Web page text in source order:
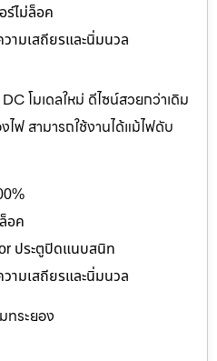
ร์ไม่ล็อค
ามเสถียรและนิ่มนวล
โมเดลใหม่ ดีไซน์สวยกว่าเดิม
ฟ สามารถใช้งานได้แม้ไฟดับ
อค
ประตูปิดแนบสนิท
ามเสถียรและนิ่มนวล
ทระยอง